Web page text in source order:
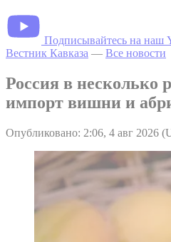
Подписывайтесь на наш
Вестник Кавказа — Все новости
Россия в несколько
импорт вишни и
Опубликовано: 2:06, 4 авг 2026